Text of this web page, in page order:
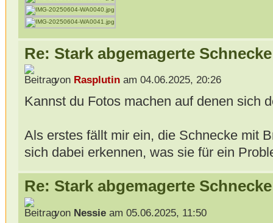
Re: Stark abgemagerte Schnecke
von Rasplutinam 04.06.2025, 20:26
Kannst du Fotos machen auf denen sich
Als erstes fällt mir ein, die Schnecke mit
sich dabei erkennen, was sie für ein
Re: Stark abgemagerte Schnecke
von Nessieam 05.06.2025, 11:50